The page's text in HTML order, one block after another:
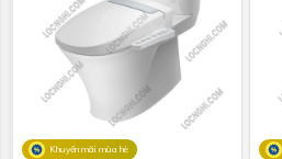
Khuyến mãi mùa hè